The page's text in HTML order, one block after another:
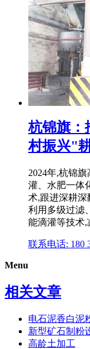
杭锦旗：
村振兴"
2024年,杭锦
灌、水肥一体
术,跟进深耕深
利用多级过滤
能滴灌等技术
联系电话: 180
Menu
相关文章
电石泥香白泥
新型矿石制粉
高龄土加工